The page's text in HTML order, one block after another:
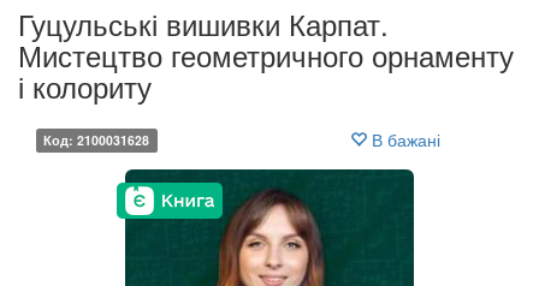
Гуцульські вишивки Карпат.
Мистецтво геометричного орнаменту
і колориту
Код: 2100031628 В бажані